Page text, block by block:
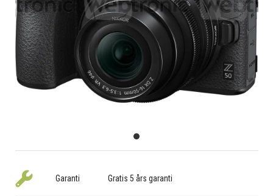
Garanti Gratis 5 års garanti